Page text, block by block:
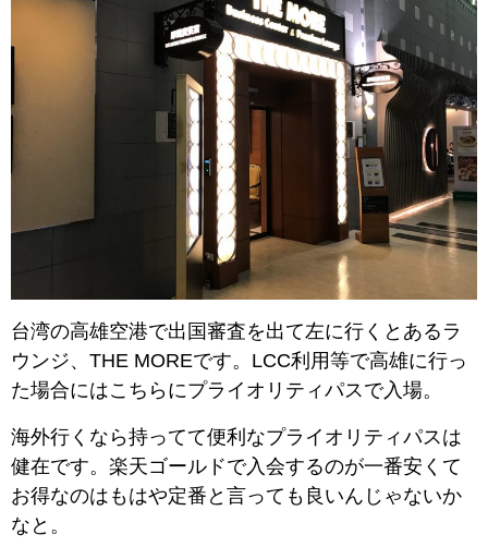
台湾の高雄空港で出国審査を出て左に行くとあるラ
ウンジ、THE MOREです。LCC利用等で高雄に行っ
た場合にはこちらにプライオリティパスで入場。
海外行くなら持ってて便利なプライオリティパスは
健在です。楽天ゴールドで入会するのが一番安くて
お得なのはもはや定番と言っても良いんじゃないか
なと。